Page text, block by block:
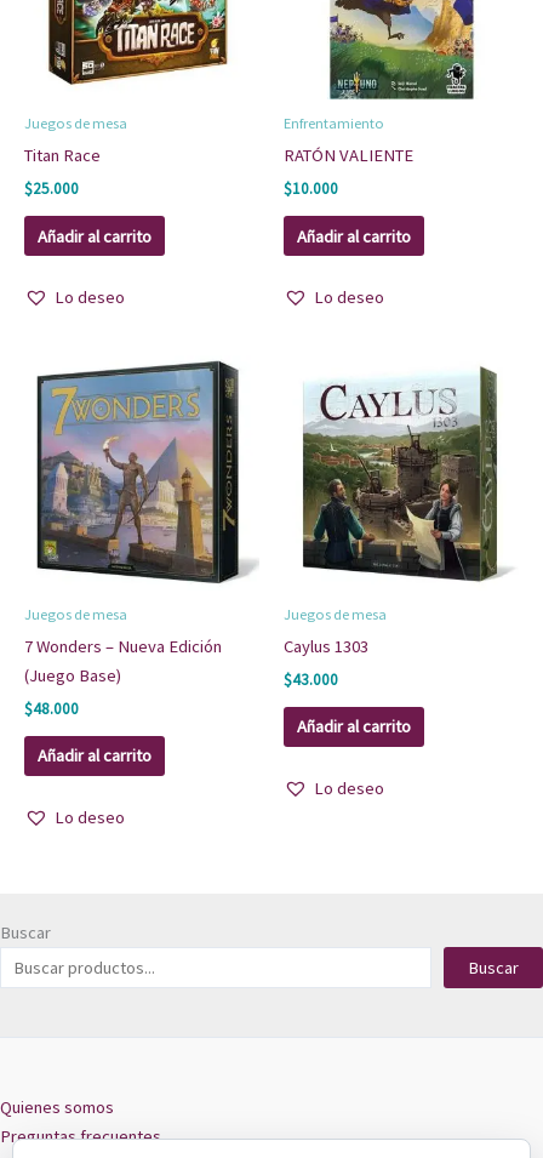
Juegos de mesa
Titan Race
$25.000
Añadir al carrito
Lo deseo
Enfrentamiento
RATÓN VALIENTE
$10.000
Añadir al carrito
Lo deseo
Juegos de mesa
7 Wonders – Nueva Edición
(Juego Base)
$48.000
Añadir al carrito
Lo deseo
Juegos de mesa
Caylus 1303
$43.000
Añadir al carrito
Lo deseo
Buscar
Buscar
Quienes somos
Preguntas frecuentes